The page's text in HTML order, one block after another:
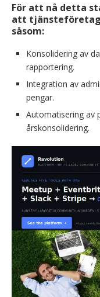
För att nå detta
att
såsom:
Konsolidering av
rapportering.
Integration av
pengar.
Automatisering av
årskonsolidering.